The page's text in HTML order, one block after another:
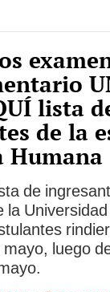
lista
de la
Humana
de
la
luego